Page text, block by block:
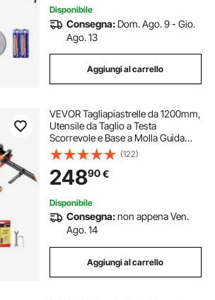
Disponibile
Consegna: Dom. Ago. 9 - Gio.
Ago. 13
Aggiungi al carrello
VEVOR Tagliapiastrelle da 1200mm,
Utensile da Taglio a Testa
Scorrevole e Base a Molla Guida
Angolare Disco da Taglio Guida
Allineamento, per Lavori a Mano Fai
Da Te Piastrelle Mattonelle in
Ceramica
(122)
24890€
Disponibile
Consegna:non appena Ven.
Ago. 14
Aggiungi al carrello